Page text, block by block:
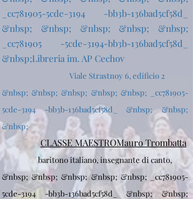
_cc781905-5cde-3194 -bb3b-136bad5cf58d_
&nbsp; &nbsp; &nbsp; &nbsp; &nbsp;
_cc781905 -5cde-3194-bb3b-136bad5cf58d_
&nbsp;Libreria im. AP Cechov
Viale Strastnoy 6, edificio 2
&nbsp; &nbsp; &nbsp; &nbsp; &nbsp; _cc781905-
5cde-3194 -bb3b-136bad5cf58d_ &nbsp; &nbsp;
&nbsp;
CLASSE MAESTROMauro Trombatta
baritono italiano, insegnante di canto,
&nbsp; &nbsp; &nbsp; &nbsp; &nbsp; _cc781905-
5cde-3194 -bb3b-136bad5cf58d_ &nbsp; &nbsp;